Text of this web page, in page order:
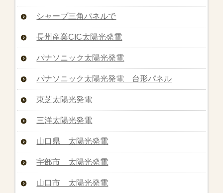
シャープ三角パネルで
長州産業CIC太陽光発電
パナソニック太陽光発電
パナソニック太陽光発電 台形パネル
東芝太陽光発電
三洋太陽光発電
山口県 太陽光発電
宇部市 太陽光発電
山口市 太陽光発電